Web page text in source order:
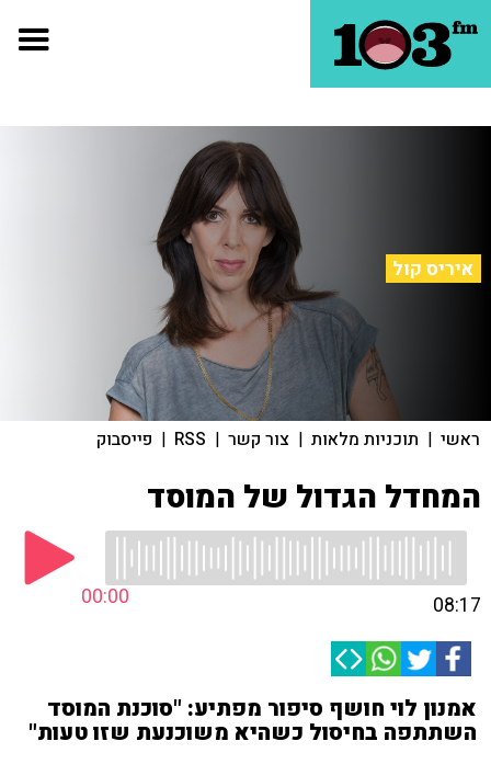
איריס קול
ראשי | תוכניות מלאות | צור קשר |
RSS
| פייסבוק
המחדל הגדול של המוסד
00:00 08:17
אמנון לוי חושף סיפור מפתיע: "סוכנת המוסד
השתתפה בחיסול כשהיא משוכנעת שזו טעות"